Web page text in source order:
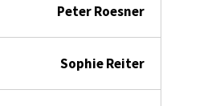
Peter Roesner
Sophie Reiter